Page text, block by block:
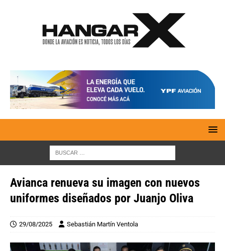
Avianca renueva su imagen con nuevos
uniformes diseñados por Juanjo Oliva
29/08/2025 Sebastián Martín Ventola